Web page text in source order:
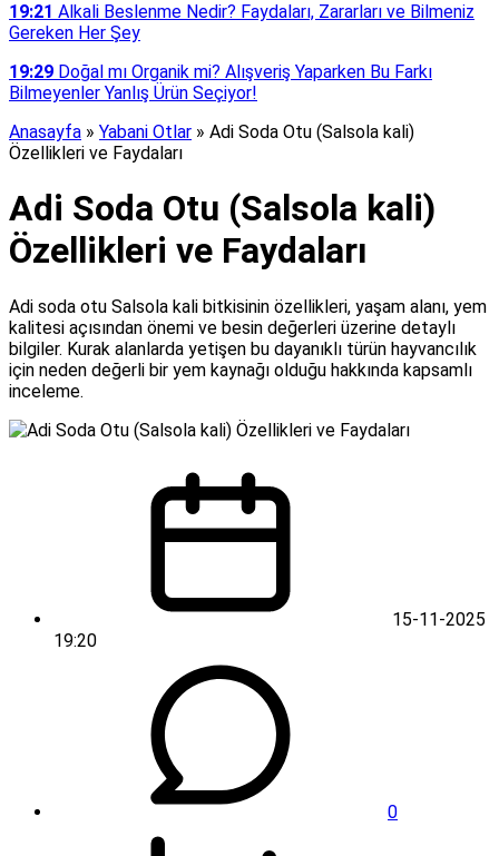
19:21 Alkali Beslenme Nedir? Faydaları, Zararları ve Bilmeniz
Gereken Her Şey
19:29 Doğal mı Organik mi? Alışveriş Yaparken Bu Farkı
Bilmeyenler Yanlış Ürün Seçiyor!
Anasayfa » Yabani Otlar » Adi Soda Otu (Salsola kali)
Özellikleri ve Faydaları
Adi Soda Otu (Salsola kali)
Özellikleri ve Faydaları
Adi soda otu Salsola kali bitkisinin özellikleri, yaşam alanı, yem
kalitesi açısından önemi ve besin değerleri üzerine detaylı
bilgiler. Kurak alanlarda yetişen bu dayanıklı türün hayvancılık
için neden değerli bir yem kaynağı olduğu hakkında kapsamlı
inceleme.
15-11-2025
19:20
0